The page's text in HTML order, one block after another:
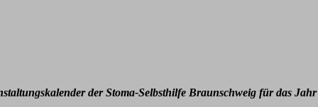
der Stoma-Selbsthilfe Braunschweig für das